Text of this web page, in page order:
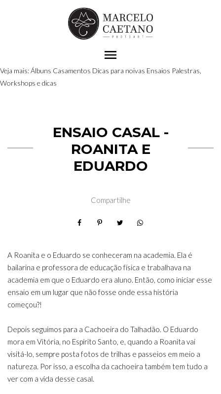
menu
Veja mais:Álbuns Casamentos Dicas para noivas Ensaios Palestras,
Workshops e dicas
ENSAIO CASAL -
ROANITA E
EDUARDO
Compartilhe
A Roanita e o Eduardo se conheceram na academia. Ela é
bailarina e professora de educação física e trabalhava na
academia em que o Eduardo era aluno. Então, como iniciar esse
ensaio em um lugar que não fosse onde essa história
começou?!
Depois seguimos para a Cachoeira do Talhadão. O Eduardo
mora em Vitória, no Espírito Santo, e, quando a Roanita vai
visitá-lo, sempre posta fotos de trilhas e passeios em meio a
natureza. Por isso, a escolha da cachoeira também tem tudo a
ver com a vida desse casal.